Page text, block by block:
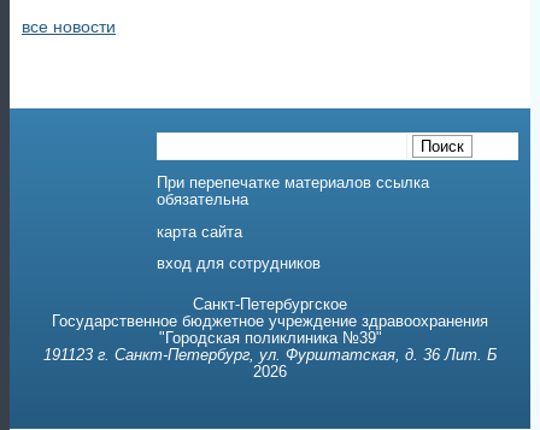
все новости
При перепечатке материалов ссылка
обязательна
карта сайта
вход для сотрудников
Санкт-Петербургское
Государственное бюджетное учреждение здравоохранения
"Городская поликлиника №39"
191123 г. Санкт-Петербург, ул. Фурштатская, д. 36 Лит. Б
2026